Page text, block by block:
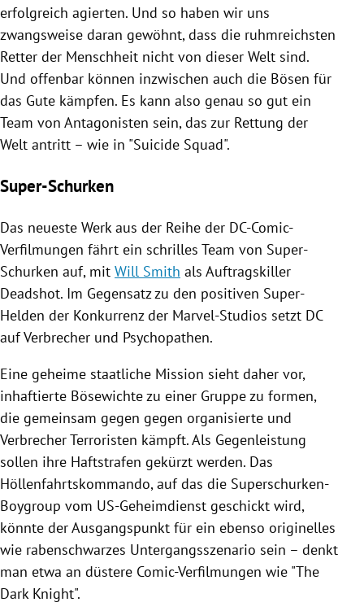
erfolgreich agierten. Und so haben wir uns
zwangsweise daran gewöhnt, dass die ruhmreichsten
Retter der Menschheit nicht von dieser Welt sind.
Und offenbar können inzwischen auch die Bösen für
das Gute kämpfen. Es kann also genau so gut ein
Team von Antagonisten sein, das zur Rettung der
Welt antritt – wie in "Suicide Squad".
Super-Schurken
Das neueste Werk aus der Reihe der DC-Comic-
Verfilmungen fährt ein schrilles Team von Super-
Schurken auf, mit Will Smith als Auftragskiller
Deadshot. Im Gegensatz zu den positiven Super-
Helden der Konkurrenz der Marvel-Studios setzt DC
auf Verbrecher und Psychopathen.
Eine geheime staatliche Mission sieht daher vor,
inhaftierte Bösewichte zu einer Gruppe zu formen,
die gemeinsam gegen gegen organisierte und
Verbrecher Terroristen kämpft. Als Gegenleistung
sollen ihre Haftstrafen gekürzt werden. Das
Höllenfahrtskommando, auf das die Superschurken-
Boygroup vom US-Geheimdienst geschickt wird,
könnte der Ausgangspunkt für ein ebenso originelles
wie rabenschwarzes Untergangsszenario sein – denkt
man etwa an düstere Comic-Verfilmungen wie "The
Dark Knight".